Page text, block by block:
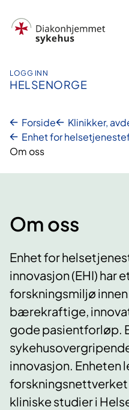
innhold
LOGG INN
HELSENORGE
Forside
Klinikker,
Enhet for
Om oss
Om oss
Enhet for
innovasjon (EHI) har
forskningsmiljø
bærekraftige,
gode pasientforløp.
innovasjon. Enheten
kliniske studier i